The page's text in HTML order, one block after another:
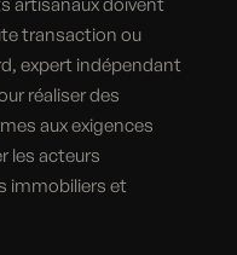
artisanaux doivent
transaction ou
expert indépendant
réaliser des
aux exigences
les acteurs
immobiliers et